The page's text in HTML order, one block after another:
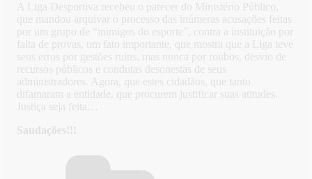
A Liga Desportiva recebeu o parecer do Ministério Público,
que mandou arquivar o processo das inúmeras acusações feitas
por um grupo de “inimigos do esporte”, contra a instituição por
falta de provas, um fato importante, que mostra que a Liga teve
seus erros por gestões ruins, mas nunca por roubos, desvio de
recursos públicos e condutas desonestas de seus
administradores. Agora, que estes cidadãos, que tanto
difamaram a entidade, que procurem justificar suas atitudes.
Justiça seja feita…
Saudações!!!